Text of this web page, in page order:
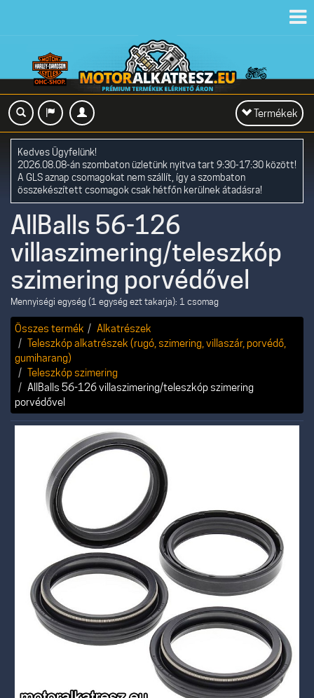
Toggle
navigation
Termékek
Kedves Ügyfelünk!
2026.08.08-án szombaton üzletünk nyitva tart 9:30-17:30 között!
A GLS aznap csomagokat nem szállít, így a szombaton
összekészített csomagok csak hétfőn kerülnek átadásra!
AllBalls 56-126
villaszimering/teleszkóp
szimering porvédővel
Mennyiségi egység (1 egység ezt takarja): 1 csomag
Összes termék
Alkatrészek
Teleszkóp alkatrészek (rugó, szimering, villaszár, porvédő,
gumiharang)
Teleszkóp szimering
AllBalls 56-126 villaszimering/teleszkóp szimering
porvédővel